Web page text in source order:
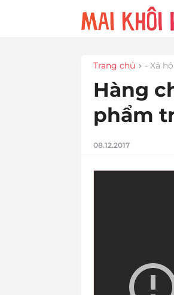
Trang chủ - Xã
Hàng
phẩm
08.12.2017